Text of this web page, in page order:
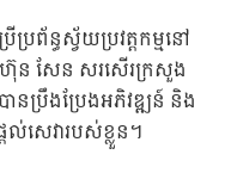
ព័ន្ធស្វ័យប្រវត្តកម្មនៅ
ហ៊ុន សែន សរសើរក្រសួង
នប្រឹងប្រែងអភិវឌ្ឍន៍ និង
តល់សេវារបស់ខ្លួន។